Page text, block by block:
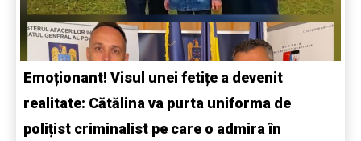
Emoționant! Visul unei fetițe a devenit
realitate: Cătălina va purta uniforma de
polițist criminalist pe care o admira în